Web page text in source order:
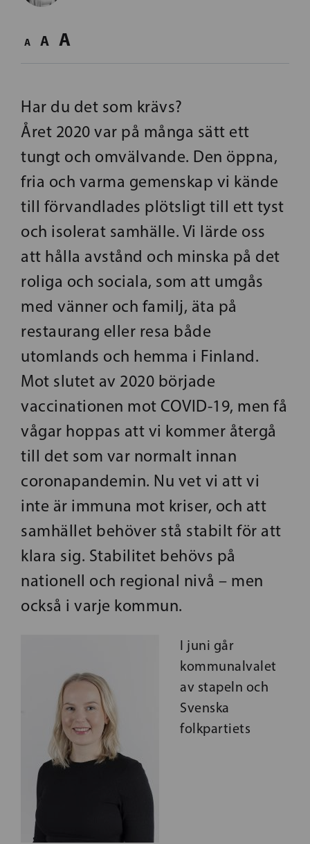
A A A
Har du det som krävs?
Året 2020 var på många sätt ett
tungt och omvälvande. Den öppna,
fria och varma gemenskap vi kände
till förvandlades plötsligt till ett tyst
och isolerat samhälle. Vi lärde oss
att hålla avstånd och minska på det
roliga och sociala, som att umgås
med vänner och familj, äta på
restaurang eller resa både
utomlands och hemma i Finland.
Mot slutet av 2020 började
vaccinationen mot COVID-19, men få
vågar hoppas att vi kommer återgå
till det som var normalt innan
coronapandemin. Nu vet vi att vi
inte är immuna mot kriser, och att
samhället behöver stå stabilt för att
klara sig. Stabilitet behövs på
nationell och regional nivå – men
också i varje kommun.
I juni går
kommunalvalet
av stapeln och
Svenska
folkpartiets